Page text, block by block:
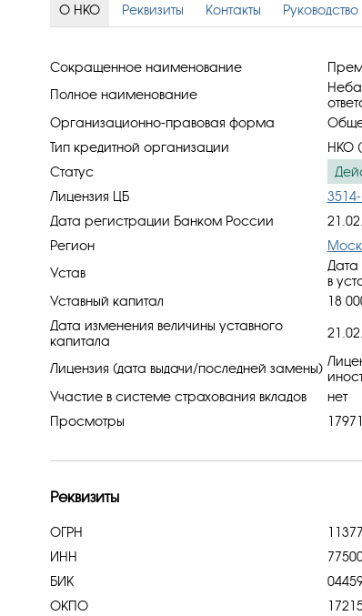
О НКО Реквизиты Контакты Руководство
Сокращенное наименование
Полное наименование
Организационно-правовая форма
Тип кредитной организации
НКО
Статус
Лицензия ЦБ
Дата регистрации Банком России
Регион
Устав
Дата
в
Уставный капитал
18
Дата изменения величины уставного
капитала
Лицензия (дата выдачи/последней замены)
Участие в системе страхования вкладов
нет
Просмотры
17971
Реквизиты
ОГРН
ИНН
БИК
ОКПО